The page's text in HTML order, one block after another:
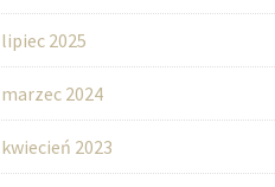
lipiec 2025
marzec 2024
kwiecień 2023